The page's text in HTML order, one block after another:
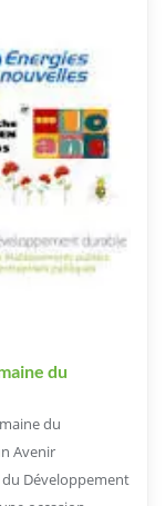
du
du
Avenir
du Développement